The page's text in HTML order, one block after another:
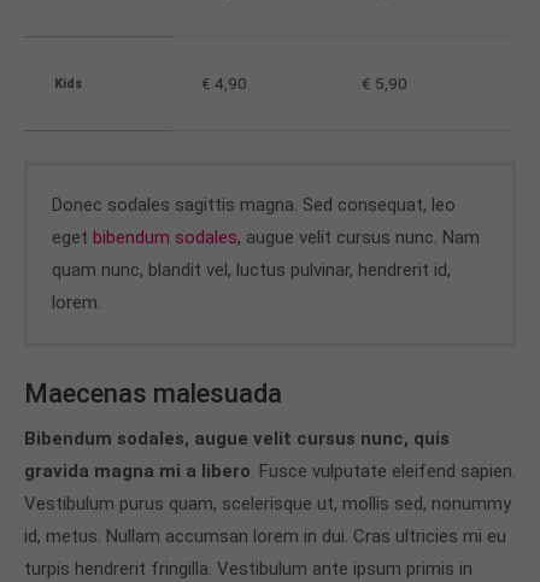
Kids € 4,90 € 5,90
Donec sodales sagittis magna. Sed consequat, leo
egetbibendum sodales, augue velit cursus nunc. Nam
quam nunc, blandit vel, luctus pulvinar, hendrerit id,
lorem.
Maecenas malesuada
Bibendum sodales, augue velit cursus nunc, quis
gravida magna mi a libero. Fusce vulputate eleifend sapien.
Vestibulum purus quam, scelerisque ut, mollis sed, nonummy
id, metus. Nullam accumsan lorem in dui. Cras ultricies mi eu
turpis hendrerit fringilla. Vestibulum ante ipsum primis in